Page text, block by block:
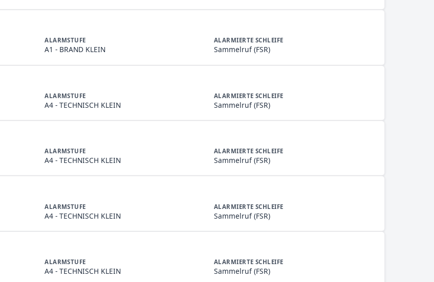
ALARMSTUFE
A1 - BRAND KLEIN
ALARMIERTE SCHLEIFE
Sammelruf (FSR)
ALARMSTUFE
A4 - TECHNISCH KLEIN
ALARMIERTE SCHLEIFE
Sammelruf (FSR)
ALARMSTUFE
A4 - TECHNISCH KLEIN
ALARMIERTE SCHLEIFE
Sammelruf (FSR)
ALARMSTUFE
A4 - TECHNISCH KLEIN
ALARMIERTE SCHLEIFE
Sammelruf (FSR)
ALARMSTUFE
A4 - TECHNISCH KLEIN
ALARMIERTE SCHLEIFE
Sammelruf (FSR)